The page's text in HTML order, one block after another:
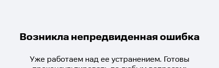
Возникла непредвиденная ошибка
Уже работаем над ее устранением. Готовы